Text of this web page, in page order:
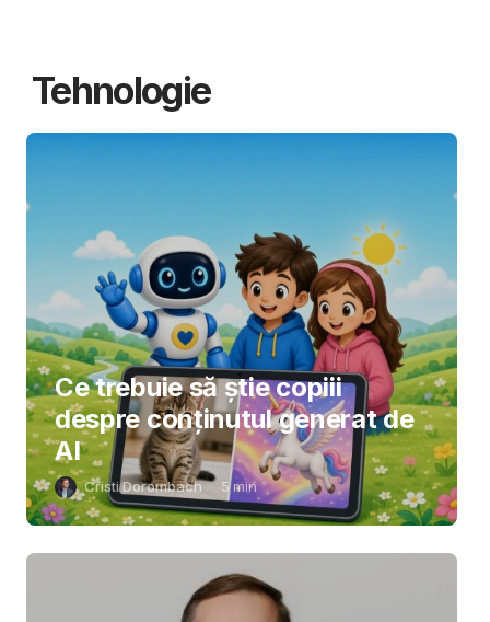
Tehnologie
Ce trebuie să știe copiii
despre conținutul generat de
AI
Cristi Dorombach 5 min